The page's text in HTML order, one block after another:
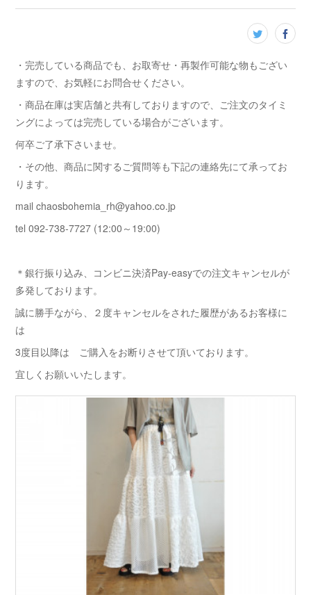
・完売している商品でも、お取寄せ・再製作可能な物もござい
ますので、お気軽にお問合せください。
・商品在庫は実店舗と共有しておりますので、ご注文のタイミ
ングによっては完売している場合がございます。
何卒ご了承下さいませ。
・その他、商品に関するご質問等も下記の連絡先にて承ってお
ります。
mail chaosbohemia_rh@yahoo.co.jp
tel 092-738-7727 (12:00～19:00)
＊銀行振り込み、コンビニ決済Pay-easyでの注文キャンセルが
多発しております。
誠に勝手ながら、２度キャンセルをされた履歴があるお客様に
は
3度目以降は ご購入をお断りさせて頂いております。
宜しくお願いいたします。